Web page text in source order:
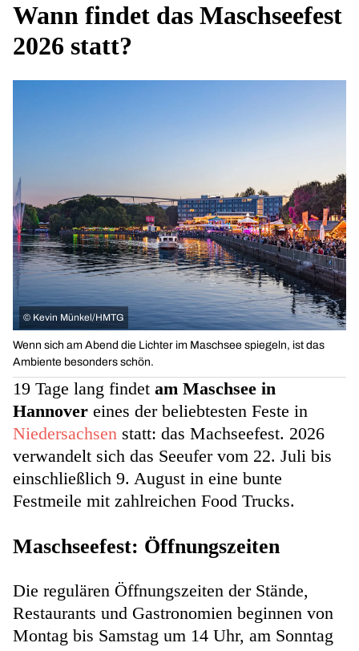
Wann findet das Maschseefest
2026 statt?
© Kevin Münkel/HMTG
Wenn sich am Abend die Lichter im Maschsee spiegeln, ist das
Ambiente besonders schön.
19 Tage lang findet am Maschsee in
Hannover eines der beliebtesten Feste in
Niedersachsen statt: das Machseefest. 2026
verwandelt sich das Seeufer vom 22. Juli bis
einschließlich 9. August in eine bunte
Festmeile mit zahlreichen Food Trucks.
Maschseefest: Öffnungszeiten
Die regulären Öffnungszeiten der Stände,
Restaurants und Gastronomien beginnen von
Montag bis Samstag um 14 Uhr, am Sonntag